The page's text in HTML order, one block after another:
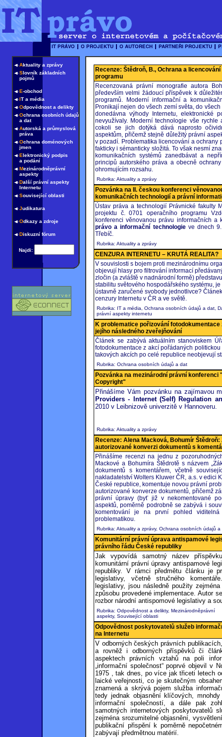
Aktuality a zprávy
Slovník základních
pojmů
E-obchod
IT a média
Odpovědnost a delikty
Ochrana osobních údajů
a dat
Autorská a průmyslová
práva
Ochrana doménových
jmen
Elektronický podpis
a podání
Mezinárodněprávní
aspekty
Další právní aspekty
Internetu
Související oblasti
Judikatura
Odkazy a zdroje
Diskuzní fórum
Najdi:
Recenze: Štědroň, B., Ochrana a
programu
Recenzovaná právní monografie autora
především velmi žádoucí příspěvek k
programů. Moderní informační a
Pronikají nejen do všech zemí světa, do
donedávna výhody Internetu, elektronické
nevyužívaly. Moderní technologie vše
cokoli se jich dotýká dává naprosto
aspektům, přičemž stejně důležitý právní
v pozadí. Problematika licencování a ochrany
fakticky i sémanticky složitá. To však nesmí
komunikačních systémů zanedbávat a
principů autorského práva a obecně
ohromujícím rozsahu.
Rubrika: Aktuality a zprávy
Pozvánka na II. českou konferenci
komunikačních technologií a právní
Ústav práva a technologií Právnické fakulty
projektu č. 0701 operačního programu
konferenci věnovanou právu informačních
právo a informační technologieve dnech 9.
Třebíč.
Rubrika: Aktuality a zprávy
CENZURA INTERNETU – KRUTÁ REALITA?
V souvislosti s bojem proti mezinárodnímu
objevují hlasy pro filtrování informací
zločin (a zvláště v nadnárodní formě)
stabilitu světového hospodářského systému,
ústavně zaručené svobody jednotlivce?
cenzury Internetu v ČR a ve světě.
Rubrika: IT a média, Ochrana osobních údajů a dat,
právní aspekty internetu
K problematice pořizování
jejího následného zveřejňování
Článek se zabývá aktuálním stanoviskem
fotodokumentace z akcí pořádaných
takových akcích po celé republice neobjevují
Rubrika: Ochrana osobních údajů a dat
Pozvánka na mezinárodní právní konferenci
Copyright"
Přinášíme Vám pozvánku na zajímavou
Providers - Internet (Self) Regulation
2010 v Leibnizově univerzitě v Hannoveru.
Rubrika: Aktuality a zprávy
Recenze: Alena Macková, Bohumír
autorizované konverzi dokumentů s
Přinášíme recenzi na jednu z
Mackové a Bohumíra Štědrotě s názvem
dokumentů s komentářem, včetně
nakladatelství Wolters Kluwer ČR, a.s. v edici
České republice, komentuje novou právní
autorizované konverze dokumentů, přičemž
právní úpravy (byť již v nekomentované
aspektů, poměrně podrobně se zabývá i
komentování je na první pohled
problematikou.
Rubrika: Aktuality a zprávy, Ochrana osobních údajů a
Komunitární právní úprava antispamové
právního řádu České republiky
Jak vypovídá samotný název
komunitární právní úpravy antispamové
republiky. V rámci předmětu článku je
legislativy, včetně stručného
legislativy, jsou následně použity
způsobu provedené implementace. Autor
rozbor národní antispomové legislativy a
Rubrika: Odpovědnost a delikty, Mezinárodněprávní
aspekty, Související oblasti
Odpovědnost poskytovatelů služeb
na Internetu
V odborných českých právních
a rovněž i odborných příspěvků či
aspektech právních vztahů na poli
„informační společnost“ poprvé objevil v
1975 , tak dnes, po více jak třiceti letech
laické veřejnosti, co je skutečným
znamená a skrývá pojem služba
tedy jednak objasnění klíčových,
informační společností, a dále pak
samotných internetových poskytovatelů
zejména srozumitelné objasnění,
publikační přispění k poměrně
zabývají předmětnou matérií.